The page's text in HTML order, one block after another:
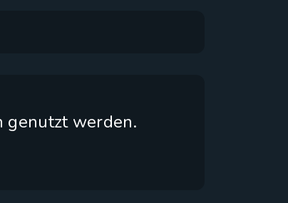
genutzt werden.